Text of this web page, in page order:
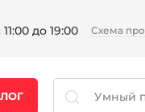
до 19:00 Схема